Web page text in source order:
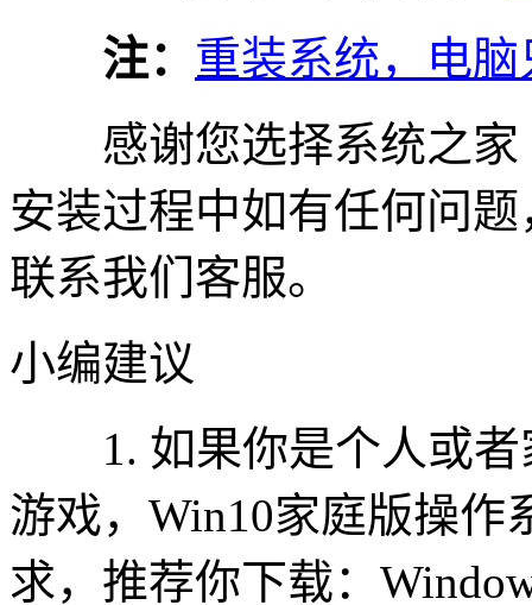
注： 重装系统，电
感谢您选择系统之家
安装过程中如有任何问题
联系我们客服。
小编建议
1. 如果你是个人或者
游戏，Win10家庭版操作
求，推荐你下载：